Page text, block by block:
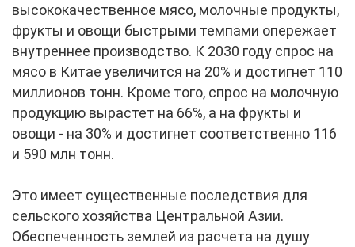
высококачественное мясо, молочные продукты,
фрукты и овощи быстрыми темпами опережает
внутреннее производство. К 2030 году спрос на
мясо в Китае увеличится на 20% и достигнет 110
миллионов тонн. Кроме того, спрос на молочную
продукцию вырастет на 66%, а на фрукты и
овощи - на 30% и достигнет соответственно 116
и 590 млн тонн.
Это имеет существенные последствия для
сельского хозяйства Центральной Азии.
Обеспеченность землей из расчета на душу